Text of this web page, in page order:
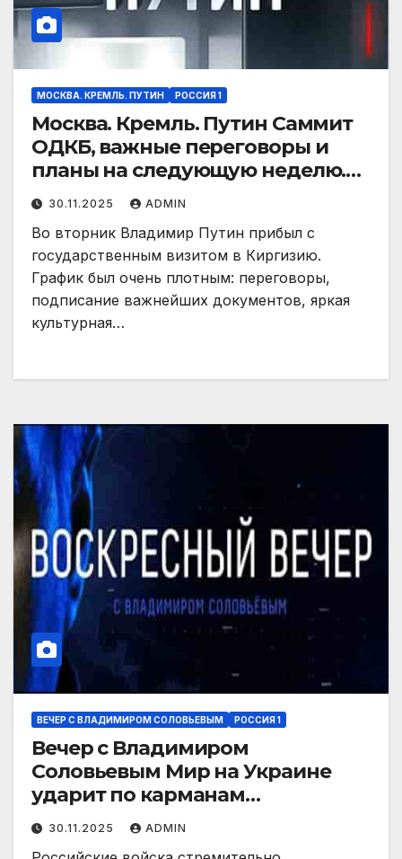
МОСКВА. КРЕМЛЬ. ПУТИН РОССИЯ 1
Москва. Кремль. Путин Саммит
ОДКБ, важные переговоры и
планы на следующую неделю.
Эфир от 30.11.2025
30.11.2025 ADMIN
Во вторник Владимир Путин прибыл с
государственным визитом в Киргизию.
График был очень плотным: переговоры,
подписание важнейших документов, яркая
культурная…
ВЕЧЕР С ВЛАДИМИРОМ СОЛОВЬЕВЫМ РОССИЯ 1
Вечер с Владимиром
Соловьевым Мир на Украине
ударит по карманам
европейских разжигателей
конфликта. Эфир от 30.11.2025
30.11.2025 ADMIN